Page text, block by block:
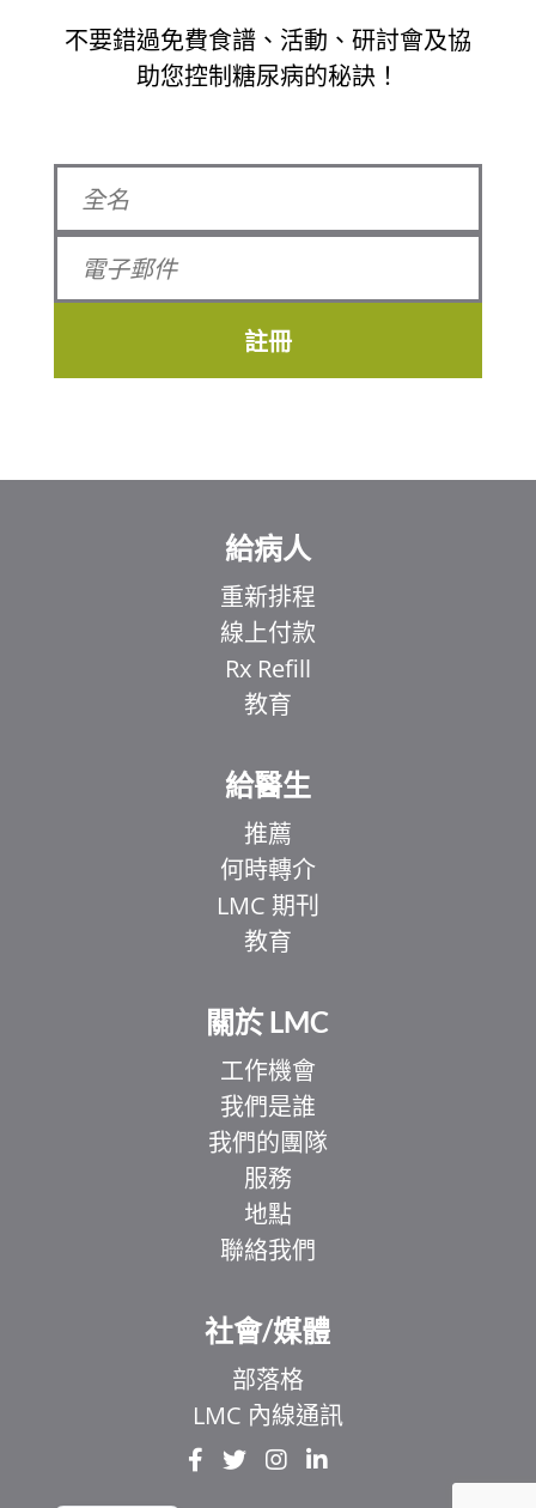
不要錯過免費食譜、活動、研討會及協
助您控制糖尿病的秘訣！
註冊
給病人
重新排程
線上付款
Rx Refill
教育
給醫生
推薦
何時轉介
LMC 期刊
教育
關於 LMC
工作機會
我們是誰
我們的團隊
服務
地點
聯絡我們
社會/媒體
部落格
LMC 內線通訊